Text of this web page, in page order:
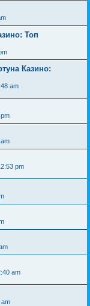
Топ
Казино:
am
pm
am
am